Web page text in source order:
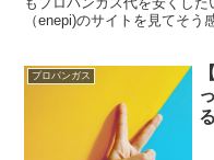
（enepi)のサイトを見てそう
プロパンガス